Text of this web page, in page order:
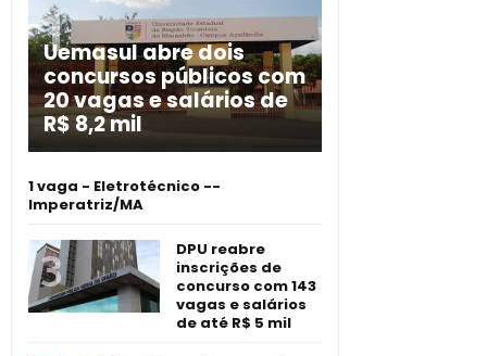
Uemasul abre dois
concursos públicos com
20 vagas e salários de
R$ 8,2 mil
1 vaga - Eletrotécnico -­
Imperatriz/MA
DPU reabre
inscrições de
concurso com 143
vagas e salários
de até R$ 5 mil